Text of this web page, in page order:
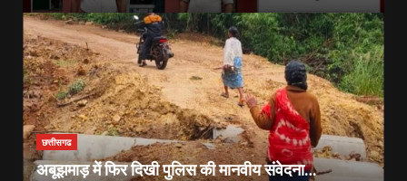
छत्तीसगढ
अबूझमाड़ में फिर दिखी पुलिस की मानवीय संवेदना…